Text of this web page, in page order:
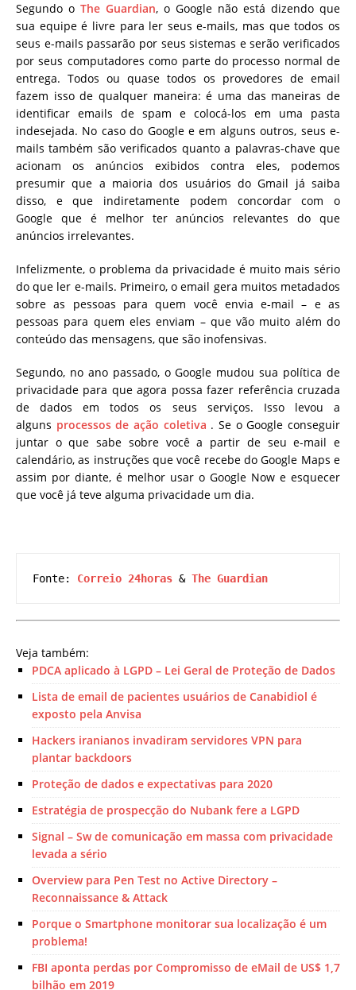
Segundo o The Guardian, o Google não está dizendo que
sua equipe é livre para ler seus e-mails, mas que todos os
seus e-mails passarão por seus sistemas e serão verificados
por seus computadores como parte do processo normal de
entrega. Todos ou quase todos os provedores de email
fazem isso de qualquer maneira: é uma das maneiras de
identificar emails de spam e colocá-los em uma pasta
indesejada. No caso do Google e em alguns outros, seus e-
mails também são verificados quanto a palavras-chave que
acionam os anúncios exibidos contra eles, podemos
presumir que a maioria dos usuários do Gmail já saiba
disso, e que indiretamente podem concordar com o
Google que é melhor ter anúncios relevantes do que
anúncios irrelevantes.
Infelizmente, o problema da privacidade é muito mais sério
do que ler e-mails. Primeiro, o email gera muitos metadados
sobre as pessoas para quem você envia e-mail – e as
pessoas para quem eles enviam – que vão muito além do
conteúdo das mensagens, que são inofensivas.
Segundo, no ano passado, o Google mudou sua política de
privacidade para que agora possa fazer referência cruzada
de dados em todos os seus serviços. Isso levou a
alguns processos de ação coletiva . Se o Google conseguir
juntar o que sabe sobre você a partir de seu e-mail e
calendário, as instruções que você recebe do Google Maps e
assim por diante, é melhor usar o Google Now e esquecer
que você já teve alguma privacidade um dia.
Fonte: Correio 24horas & The Guardian
Veja também:
PDCA aplicado à LGPD – Lei Geral de Proteção de Dados
Lista de email de pacientes usuários de Canabidiol é
exposto pela Anvisa
Hackers iranianos invadiram servidores VPN para
plantar backdoors
Proteção de dados e expectativas para 2020
Estratégia de prospecção do Nubank fere a LGPD
Signal – Sw de comunicação em massa com privacidade
levada a sério
Overview para Pen Test no Active Directory –
Reconnaissance & Attack
Porque o Smartphone monitorar sua localização é um
problema!
FBI aponta perdas por Compromisso de eMail de US$ 1,7
bilhão em 2019